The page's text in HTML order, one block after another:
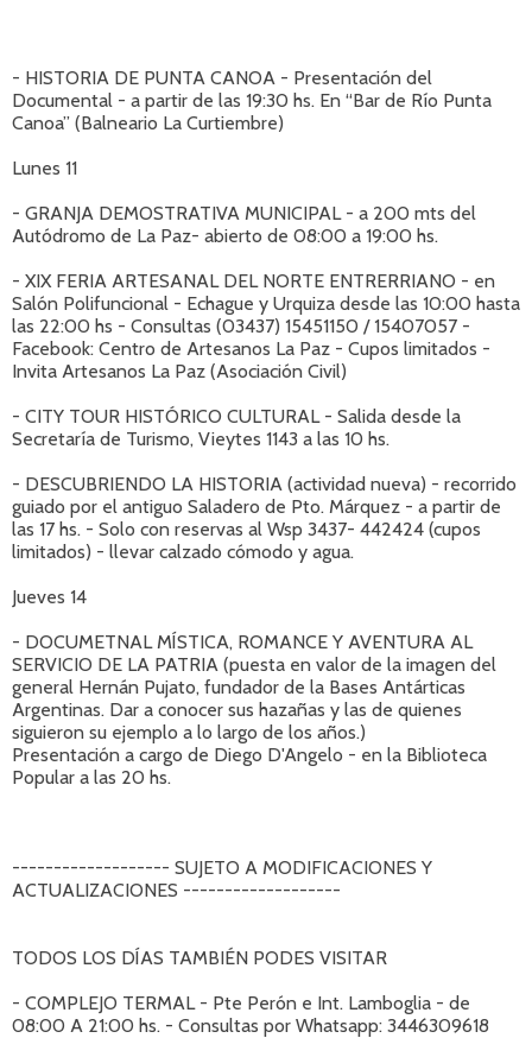
- HISTORIA DE PUNTA CANOA - Presentación del
Documental - a partir de las 19:30 hs. En “Bar de Río Punta
Canoa” (Balneario La Curtiembre)
Lunes 11
- GRANJA DEMOSTRATIVA MUNICIPAL - a 200 mts del
Autódromo de La Paz- abierto de 08:00 a 19:00 hs.
- XIX FERIA ARTESANAL DEL NORTE ENTRERRIANO - en
Salón Polifuncional - Echague y Urquiza desde las 10:00 hasta
las 22:00 hs - Consultas (03437) 15451150 / 15407057 -
Facebook: Centro de Artesanos La Paz - Cupos limitados -
Invita Artesanos La Paz (Asociación Civil)
- CITY TOUR HISTÓRICO CULTURAL - Salida desde la
Secretaría de Turismo, Vieytes 1143 a las 10 hs.
- DESCUBRIENDO LA HISTORIA (actividad nueva) - recorrido
guiado por el antiguo Saladero de Pto. Márquez - a partir de
las 17 hs. - Solo con reservas al Wsp 3437- 442424 (cupos
limitados) - llevar calzado cómodo y agua.
Jueves 14
- DOCUMETNAL MÍSTICA, ROMANCE Y AVENTURA AL
SERVICIO DE LA PATRIA (puesta en valor de la imagen del
general Hernán Pujato, fundador de la Bases Antárticas
Argentinas. Dar a conocer sus hazañas y las de quienes
siguieron su ejemplo a lo largo de los años.)
Presentación a cargo de Diego D'Angelo - en la Biblioteca
Popular a las 20 hs.
------------------- SUJETO A MODIFICACIONES Y
ACTUALIZACIONES -------------------
TODOS LOS DÍAS TAMBIÉN PODES VISITAR
- COMPLEJO TERMAL - Pte Perón e Int. Lamboglia - de
08:00 A 21:00 hs. - Consultas por Whatsapp: 3446309618